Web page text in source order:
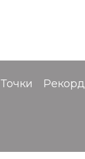
Точки Рекорд